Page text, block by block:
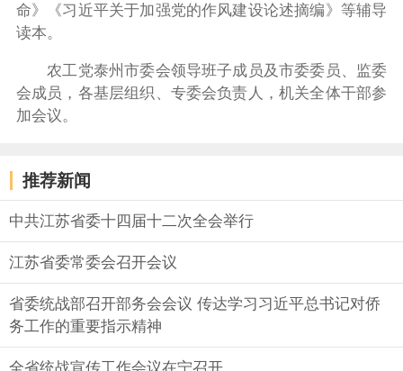
命》《习近平关于加强党的作风建设论述摘编》等辅导
读本。
农工党泰州市委会领导班子成员及市委委员、监委
会成员，各基层组织、专委会负责人，机关全体干部参
加会议。
推荐新闻
中共江苏省委十四届十二次全会举行
江苏省委常委会召开会议
省委统战部召开部务会会议 传达学习习近平总书记对侨
务工作的重要指示精神